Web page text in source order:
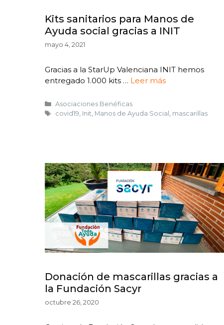
Kits sanitarios para Manos de
Ayuda social gracias a INIT
mayo 4, 2021
Gracias a la StarUp Valenciana INIT hemos
entregado 1.000 kits … Leer más
Asociaciones Benéficas
covid19 Init Manos de Ayuda Social mascarillas
Donación de mascarillas gracias a
la Fundación Sacyr
octubre 26, 2020